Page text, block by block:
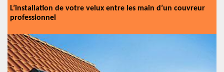
L’installation de votre velux entre les main d’un couvreur
professionnel